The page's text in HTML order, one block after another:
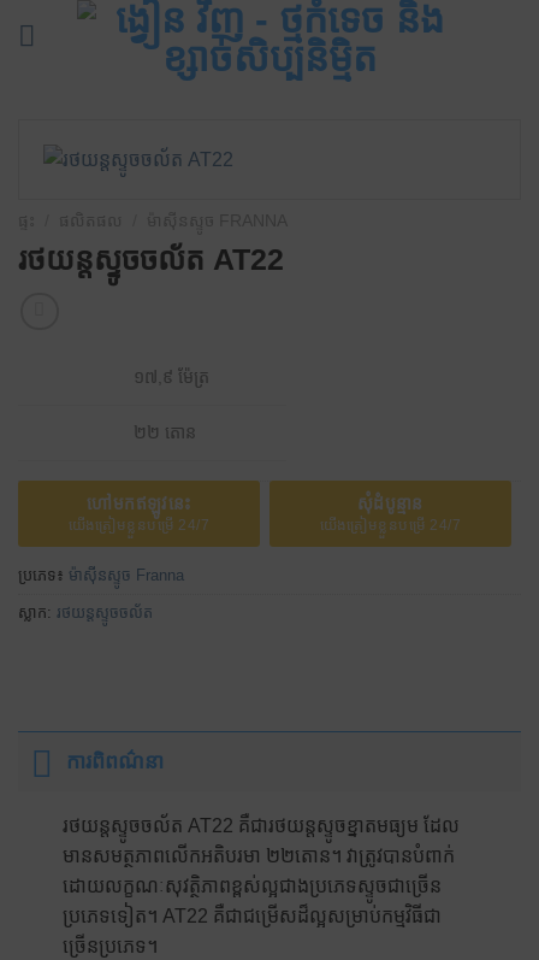
ទៅ
រថយន្តស្ទូចចល័ត AT22
១៧,៩ ម៉ែត្រ
២២ តោន
ហៅមកឥឡូវនេះ
យើងត្រៀមខ្លួនបម្រើ 24/7
សុំដំបូន្មាន
យើងត្រៀមខ្លួនបម្រើ 24/7
ប្រភេទ៖ ម៉ាស៊ីនស្ទូច Franna
ស្លាក: រថយន្តស្ទូចចល័ត
ការពិពណ៌នា
រថយន្តស្ទូចចល័ត AT22 គឺជារថយន្តស្ទូចខ្នាតមធ្យម ដែល
មានសមត្ថភាពលើកអតិបរមា ២២តោន។ វា​ត្រូវ​បាន​បំពាក់​
ដោយ​លក្ខណៈ​សុវត្ថិភាព​ខ្ពស់​ល្អ​ជាង​ប្រភេទ​ស្ទូច​ជាច្រើន​
ប្រភេទ​ទៀត។ AT22 គឺជាជម្រើសដ៏ល្អសម្រាប់កម្មវិធីជា
ច្រើនប្រភេទ។